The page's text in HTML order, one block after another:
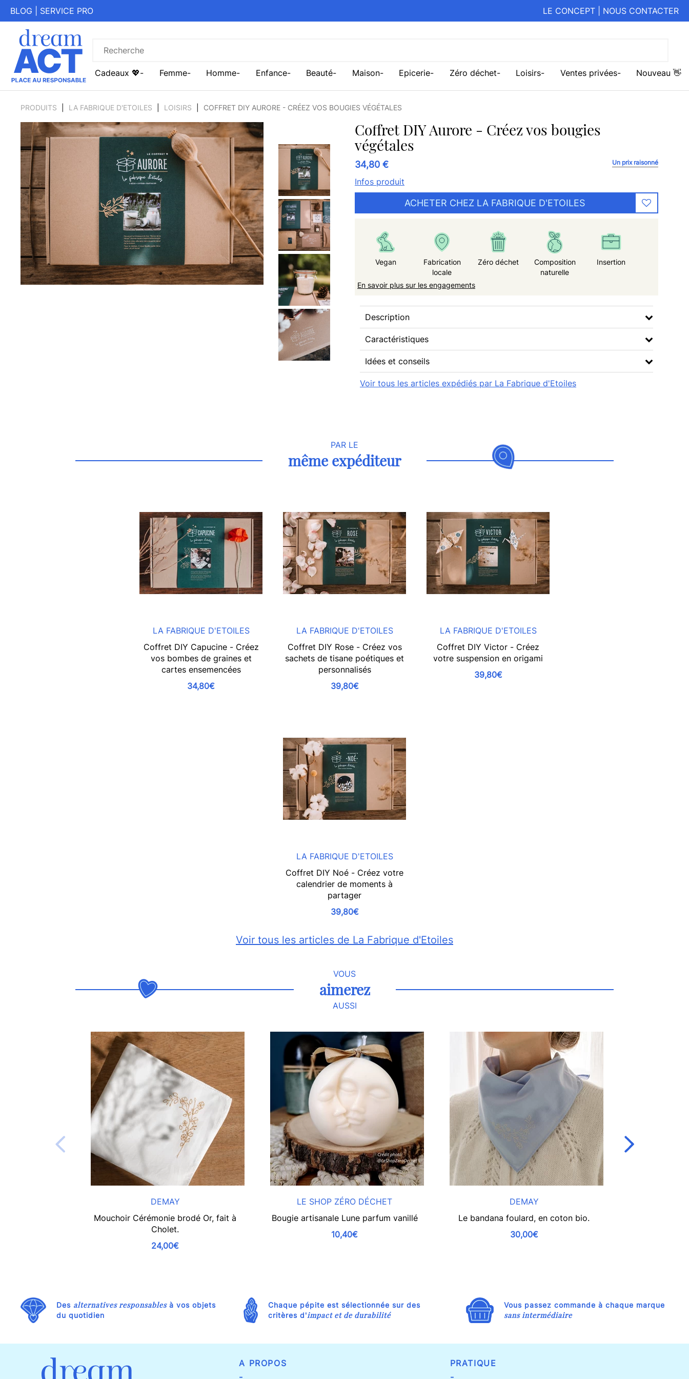
BLOG SERVICE PRO LE CONCEPT NOUS CONTACTER
Cadeaux 💖 Femme Homme Enfance Beauté Maison Epicerie Zéro déchet Loisirs Ventes privées Nouveau 👋
PRODUITS LA FABRIQUE D'ETOILES LOISIRS COFFRET DIY AURORE - CRÉEZ VOS BOUGIES VÉGÉTALES
Coffret DIY Aurore - Créez vos bougies
végétales
34,80 € Un prix raisonné
Infos produit
ACHETER CHEZ LA FABRIQUE D'ETOILES
Vegan
Fabrication
locale
Zéro déchet
Composition
naturelle
Insertion
En savoir plus sur les engagements
Description
Caractéristiques
Idées et conseils
Voir tous les articles expédiés par La Fabrique d'Etoiles
PAR LE
même expéditeur
LA FABRIQUE D'ETOILES
Coffret DIY Capucine - Créez
vos bombes de graines et
cartes ensemencées
34,80€
LA FABRIQUE D'ETOILES
Coffret DIY Rose - Créez vos
sachets de tisane poétiques et
personnalisés
39,80€
LA FABRIQUE D'ETOILES
Coffret DIY Victor - Créez
votre suspension en origami
39,80€
LA FABRIQUE D'ETOILES
Coffret DIY Noé - Créez votre
calendrier de moments à
partager
39,80€
Voir tous les articles de La Fabrique d'Etoiles
VOUS
aimerez
AUSSI
DEMAY
Mouchoir Cérémonie brodé Or, fait à
Cholet.
24,00€
LE SHOP ZÉRO DÉCHET
Bougie artisanale Lune parfum vanillé
10,40€
DEMAY
Le bandana foulard, en coton bio.
30,00€
Des alternatives responsablesà vos objets
du quotidien
Chaque pépite est sélectionnée sur des
critères d'impact et de durabilité
Vous passez commande à chaque marque
sans intermédiaire
A PROPOS
-
PRATIQUE
-